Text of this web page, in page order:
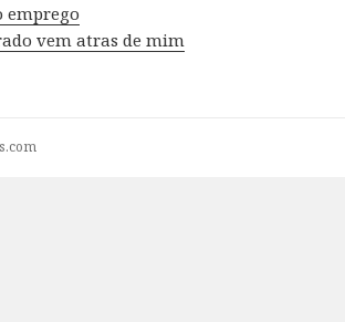
vem atras de mim